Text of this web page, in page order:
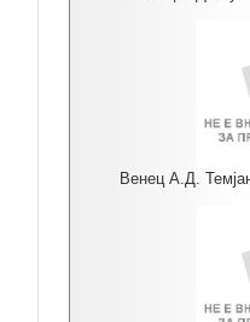
Венец А.Д.